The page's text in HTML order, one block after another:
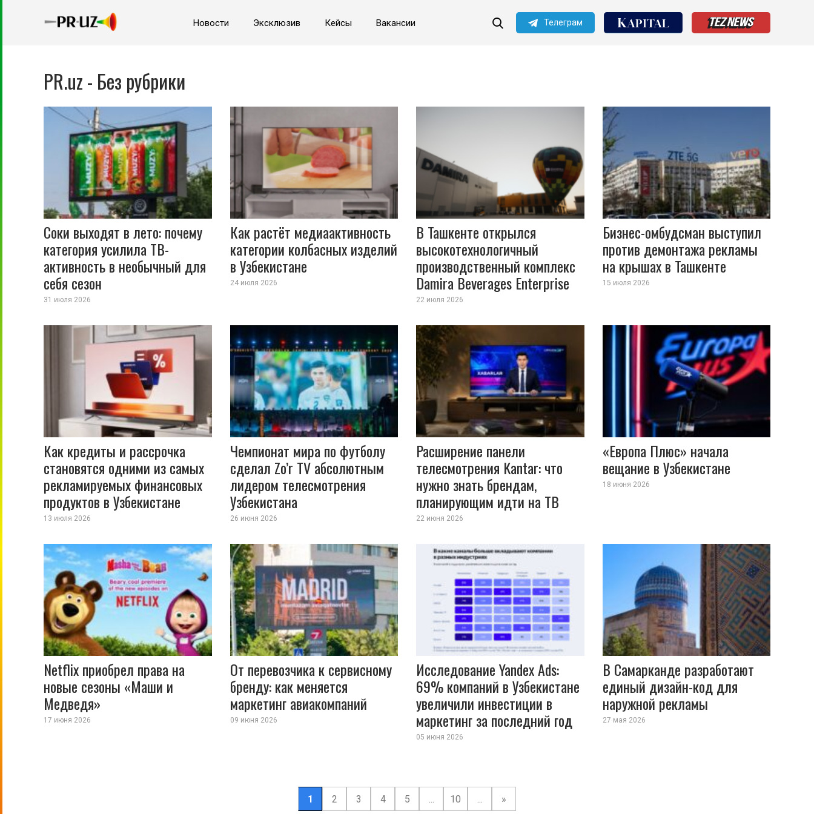
Новости Эксклюзив Кейсы Вакансии Телеграм
PR.uz - Без рубрики
Соки выходят в лето: почему
категория усилила ТВ-
активность в необычный для
себя сезон
31 июля 2026
Как растёт медиаактивность
категории колбасных изделий
в Узбекистане
24 июля 2026
В Ташкенте открылся
высокотехнологичный
производственный комплекс
Damira Beverages Enterprise
22 июля 2026
Бизнес-омбудсман выступил
против демонтажа рекламы
на крышах в Ташкенте
15 июля 2026
Как кредиты и рассрочка
становятся одними из самых
рекламируемых финансовых
продуктов в Узбекистане
13 июля 2026
Чемпионат мира по футболу
сделал Zo’r TV абсолютным
лидером телесмотрения
Узбекистана
26 июня 2026
Расширение панели
телесмотрения Kantar: что
нужно знать брендам,
планирующим идти на ТВ
22 июня 2026
«Европа Плюс» начала
вещание в Узбекистане
18 июня 2026
Netflix приобрел права на
новые сезоны «Маши и
Медведя»
17 июня 2026
От перевозчика к сервисному
бренду: как меняется
маркетинг авиакомпаний
09 июня 2026
Исследование Yandex Ads:
69% компаний в Узбекистане
увеличили инвестиции в
маркетинг за последний год
05 июня 2026
В Самарканде разработают
единый дизайн-код для
наружной рекламы
27 мая 2026
1 2 3 4 5 10 »